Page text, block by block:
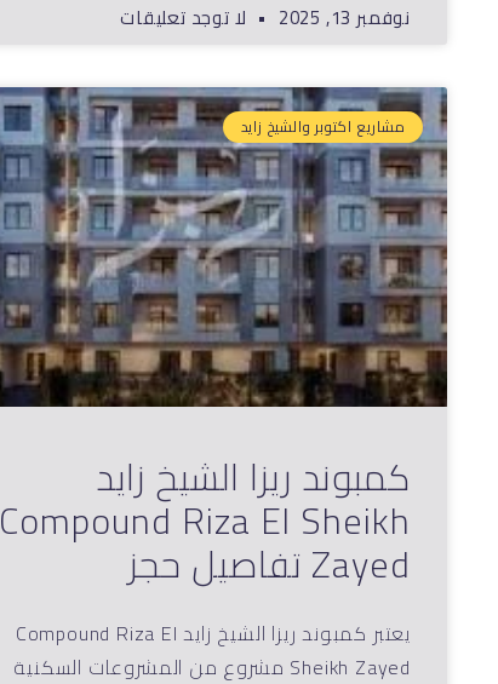
نوفمبر 13, 2025 لا توجد تعليقات
مشاريع اكتوبر والشيخ زايد
كمبوند ريزا الشيخ زايد
Compound Riza El Sheikh
Zayed تفاصيل حجز
يعتبر كمبوند ريزا الشيخ زايد Compound Riza El
Sheikh Zayed مشروع من المشروعات السكنية